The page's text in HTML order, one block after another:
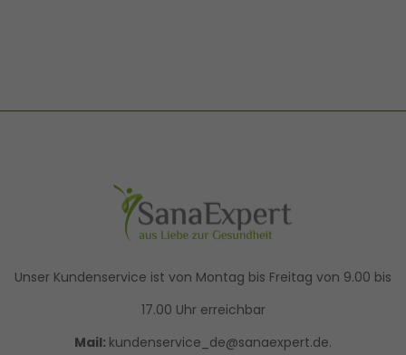
Unser Kundenservice ist von Montag bis Freitag von 9.00 bis
17.00 Uhr erreichbar
Mail: kundenservice_de@sanaexpert.de.